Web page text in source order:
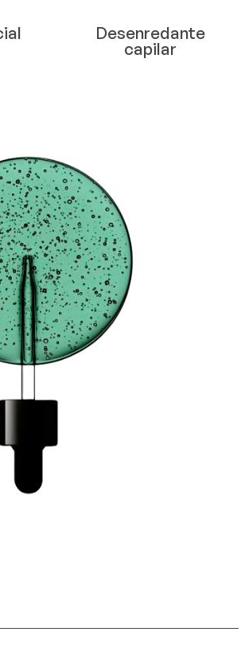
Desenredante
capilar